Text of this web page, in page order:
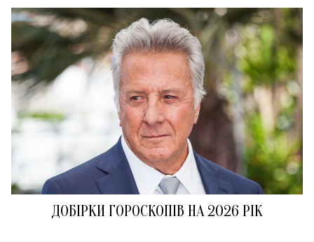
ДОБІРКИ ГОРОСКОПІВ НА 2026 РІК